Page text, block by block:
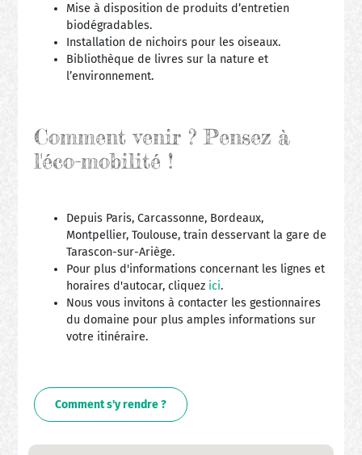
Mise à disposition de produits d’entretien
biodégradables.
Installation de nichoirs pour les oiseaux.
Bibliothèque de livres sur la nature et
l’environnement.
Comment venir ? Pensez à
l'éco-mobilité !
Depuis Paris, Carcassonne, Bordeaux,
Montpellier, Toulouse, train desservant la gare de
Tarascon-sur-Ariège.
Pour plus d'informations concernant les lignes et
horaires d'autocar, cliquez ici.
Nous vous invitons à contacter les gestionnaires
du domaine pour plus amples informations sur
votre itinéraire.
Comment s'y rendre ?